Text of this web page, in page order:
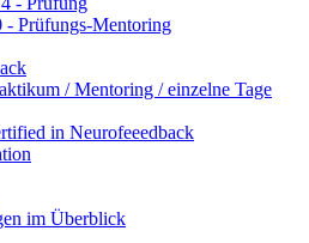
- Prüfungs-Mentoring
/ Mentoring / einzelne Tage
in Neurofeeedback
im Überblick